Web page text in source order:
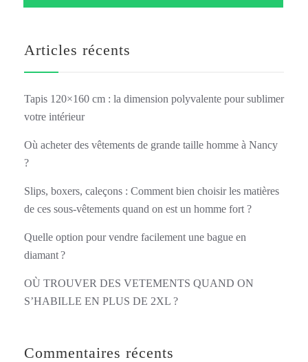
Articles récents
Tapis 120×160 cm : la dimension polyvalente pour sublimer
votre intérieur
Où acheter des vêtements de grande taille homme à Nancy
?
Slips, boxers, caleçons : Comment bien choisir les matières
de ces sous-vêtements quand on est un homme fort ?
Quelle option pour vendre facilement une bague en
diamant ?
OÙ TROUVER DES VETEMENTS QUAND ON
S’HABILLE EN PLUS DE 2XL ?
Commentaires récents